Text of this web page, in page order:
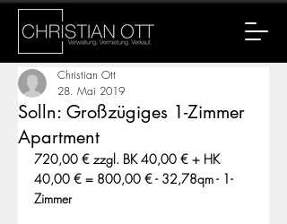
Solln: Großzügiges 1-Zimmer
Apartment
Christian Ott
28. Mai 2019
720,00 € zzgl. BK 40,00 € + HK
40,00 € = 800,00 € - 32,78qm - 1-
Zimmer